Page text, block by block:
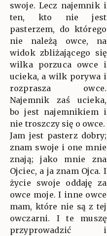
swoje. Lecz najemnik i
ten, kto nie jest
pasterzem, do którego
nie należą owce, na
widok zbliżającego się
wilka porzuca owce i
ucieka, a wilk porywa i
rozprasza owce.
Najemnik zaś ucieka,
bo jest najemnikiem i
nie troszczy się o owce.
Jam jest pasterz dobry;
znam swoje i one mnie
znają; jako mnie zna
Ojciec, a ja znam Ojca. I
życie swoje oddaję za
owce moje. I inne owce
mam, które nie są z tej
owczarni. I te muszę
przyprowadzić i